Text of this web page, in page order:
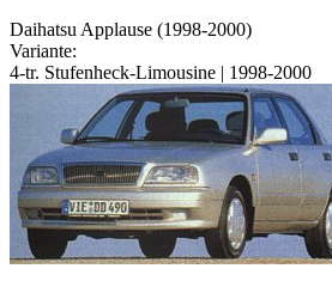
Daihatsu Applause (1998-2000)
Variante:
4-tr. Stufenheck-Limousine | 1998-2000